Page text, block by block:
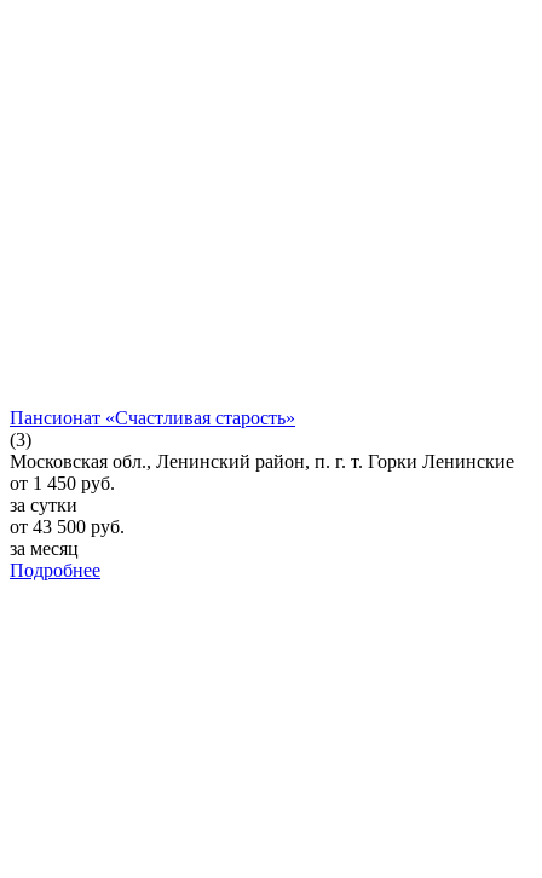
Пансионат «Счастливая старость»
(3)
Московская обл., Ленинский район, п. г. т. Горки Ленинские
от 1 450 руб.
за сутки
от 43 500 руб.
за месяц
Подробнее